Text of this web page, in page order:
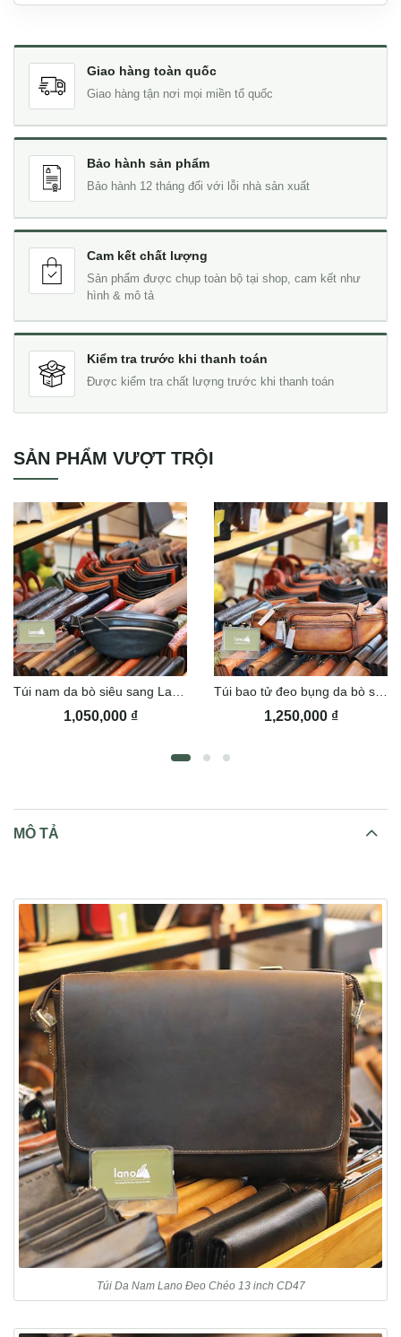
Giao hàng toàn quốc
Giao hàng tận nơi mọi miền tổ quốc
Bảo hành sản phẩm
Bảo hành 12 tháng đối với lỗi nhà sản xuất
Cam kết chất lượng
Sản phẩm được chụp toàn bộ tại shop, cam kết như
hình & mô tả
Kiểm tra trước khi thanh toán
Được kiểm tra chất lượng trước khi thanh toán
SẢN PHẨM VƯỢT TRỘI
1,050,000 ₫ 1,250,000 ₫
MÔ TẢ
Túi Da Nam Lano Đeo Chéo 13 inch CD47